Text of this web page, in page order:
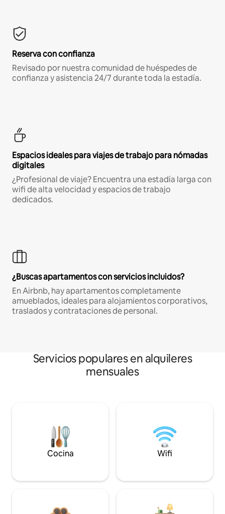
Reserva con confianza
Revisado por nuestra comunidad de huéspedes de
confianza y asistencia 24/7 durante toda la estadía.
Espacios ideales para viajes de trabajo para nómadas
digitales
¿Profesional de viaje? Encuentra una estadía larga con
wifi de alta velocidad y espacios de trabajo
dedicados.
¿Buscas apartamentos con servicios incluidos?
En Airbnb, hay apartamentos completamente
amueblados, ideales para alojamientos corporativos,
traslados y contrataciones de personal.
Servicios populares en alquileres
mensuales
Cocina Wifi